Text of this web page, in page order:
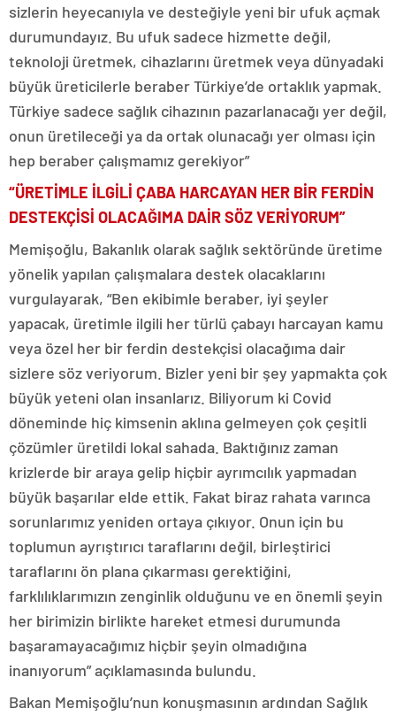
sizlerin heyecanıyla ve desteğiyle yeni bir ufuk açmak
durumundayız. Bu ufuk sadece hizmette değil,
teknoloji üretmek, cihazlarını üretmek veya dünyadaki
büyük üreticilerle beraber Türkiye’de ortaklık yapmak.
Türkiye sadece sağlık cihazının pazarlanacağı yer değil,
onun üretileceği ya da ortak olunacağı yer olması için
hep beraber çalışmamız gerekiyor”
“ÜRETİMLE İLGİLİ ÇABA HARCAYAN HER BİR FERDİN
DESTEKÇİSİ OLACAĞIMA DAİR SÖZ VERİYORUM”
Memişoğlu, Bakanlık olarak sağlık sektöründe üretime
yönelik yapılan çalışmalara destek olacaklarını
vurgulayarak, “Ben ekibimle beraber, iyi şeyler
yapacak, üretimle ilgili her türlü çabayı harcayan kamu
veya özel her bir ferdin destekçisi olacağıma dair
sizlere söz veriyorum. Bizler yeni bir şey yapmakta çok
büyük yeteni olan insanlarız. Biliyorum ki Covid
döneminde hiç kimsenin aklına gelmeyen çok çeşitli
çözümler üretildi lokal sahada. Baktığınız zaman
krizlerde bir araya gelip hiçbir ayrımcılık yapmadan
büyük başarılar elde ettik. Fakat biraz rahata varınca
sorunlarımız yeniden ortaya çıkıyor. Onun için bu
toplumun ayrıştırıcı taraflarını değil, birleştirici
taraflarını ön plana çıkarması gerektiğini,
farklılıklarımızın zenginlik olduğunu ve en önemli şeyin
her birimizin birlikte hareket etmesi durumunda
başaramayacağımız hiçbir şeyin olmadığına
inanıyorum” açıklamasında bulundu.
Bakan Memişoğlu’nun konuşmasının ardından Sağlık